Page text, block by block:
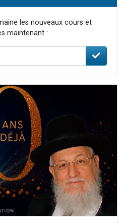
les nouveaux cours et
maintenant :